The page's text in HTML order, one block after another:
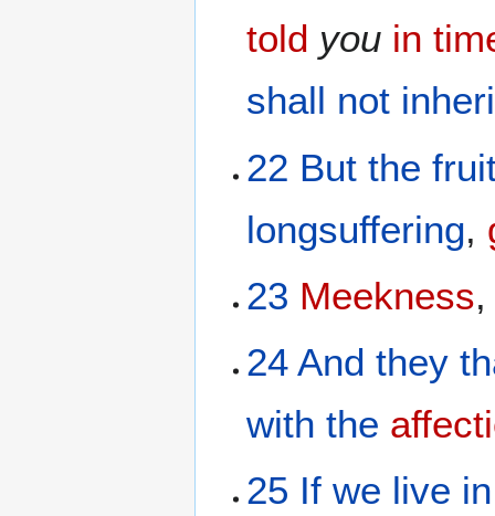
told you in
shall not
22 But the
longsuffering,
23 Meekness
24 And they
with the
25 If we live